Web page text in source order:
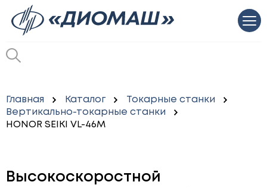
Главная Каталог
Токарные станки
Вертикально-токарные станки
HONOR SEIKI VL-46M
Высокоскоростной